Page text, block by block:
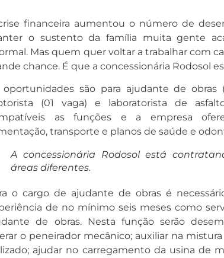
financeira aumentou o número de
o sustento da família muita gente
Mas quem quer voltar a trabalhar com
chance. É que a concessionária Rodosol
oportunidades são para ajudante de obras
(01 vaga) e laboratorista de
as funções e a empresa
transporte e planos de saúde e
A concessionária Rodosol está
áreas diferentes.
o cargo de ajudante de obras é
de no mínimo seis meses como
de obras. Nesta função serão
o peneirador mecânico; auxiliar na
ajudar no carregamento da usina de